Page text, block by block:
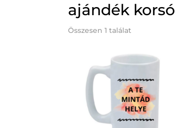
ajándék korsó
Összesen 1 találat